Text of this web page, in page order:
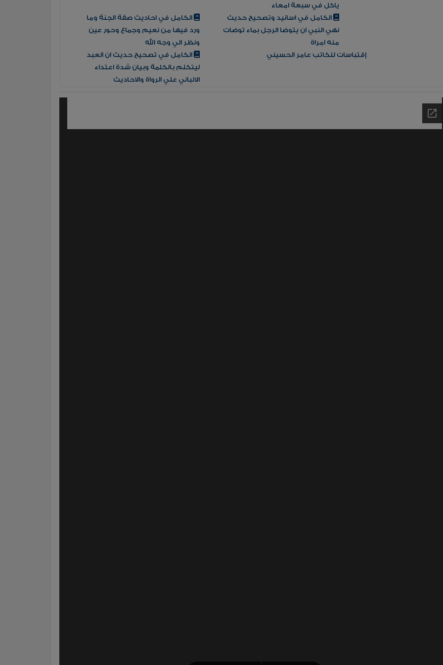
ياكل في سبعة امعاء
الكامل في احاديث صفة الجنة وما
ورد فيها من نعيم وجماع وحور عين
ونظر الي وجه الله
الكامل في اسانيد وتصحيح حديث
نهي النبي ان يتوضا الرجل بماء توضات
منه امراة
الكامل في تصحيح حديث ان العبد
ليتكلم بالكلمة وبيان شدة اعتداء
الالباني علي الرواة والاحاديث
إقتباسات للكاتب عامر الحسيني